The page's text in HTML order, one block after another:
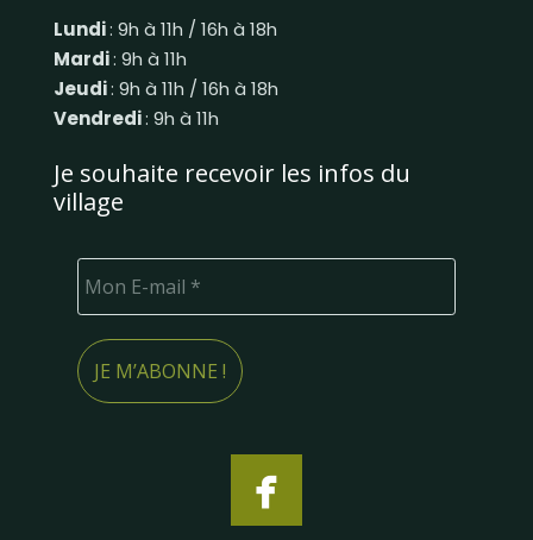
Lundi: 9h à 11h / 16h à 18h
Mardi: 9h à 11h
Jeudi: 9h à 11h / 16h à 18h
Vendredi: 9h à 11h
Je souhaite recevoir les infos du
village